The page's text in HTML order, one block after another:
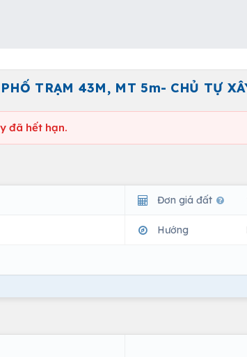
TRẠM 43M, MT 5m- CHỦ TỰ
đã hết hạn.
Đơn giá đất
Hướng